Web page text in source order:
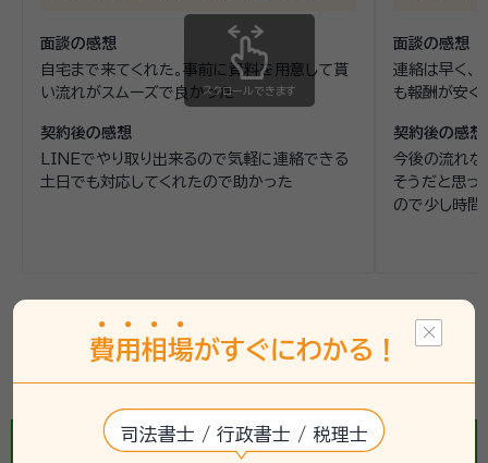
面談の感想
自宅まで来てくれた。事前に資料を用意して貰
い流れがスムーズで良かった
契約後の感想
LINEでやり取り出来るので気軽に連絡できる
土日でも対応してくれたので助かった
面談の感想
連絡は早く、
も報酬が安く
契約後の感想
今後の流れな
そうだと思っ
ので少し時間
スクロールできます
金指駅(静岡県)で相続手続きにかかる費用を
費用 相場がすぐにわかる！
司法書士 / 行政書士 / 税理士